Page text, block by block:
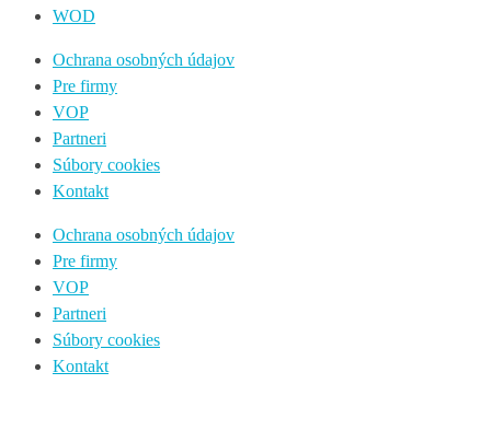
WOD
Ochrana osobných údajov
Pre firmy
VOP
Partneri
Súbory cookies
Kontakt
Ochrana osobných údajov
Pre firmy
VOP
Partneri
Súbory cookies
Kontakt